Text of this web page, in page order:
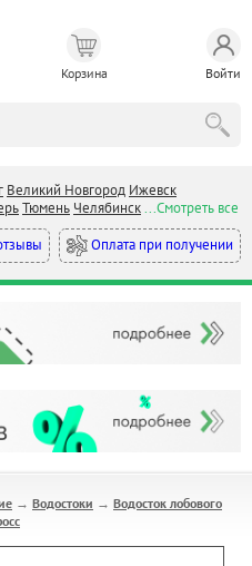
Корзина Войти
Великий Новгород Ижевск
Тюмень Челябинск...Смотреть все
Оплата при получении
→ Водостоки → Водосток лобового